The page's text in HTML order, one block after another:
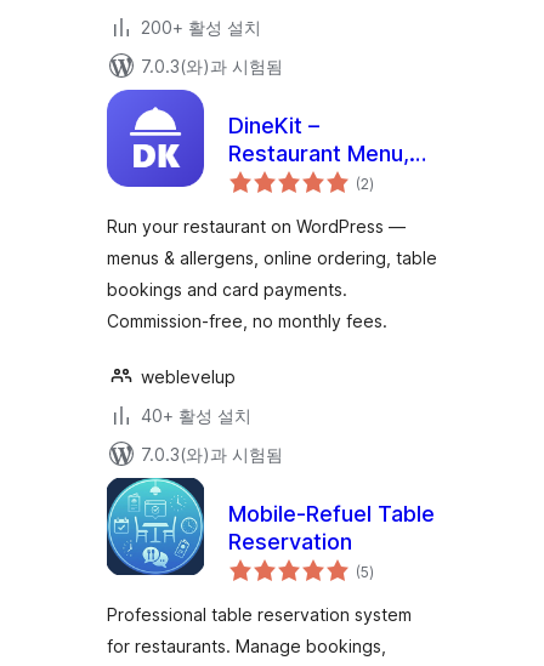
200+ 활성 설치
7.0.3(와)과 시험됨
DineKit –
Restaurant Menu,
Online Ordering,
& POS
(2전
체
점
)
Run your restaurant on WordPress —
menus & allergens, online ordering, table
bookings and card payments.
Commission-free, no monthly fees.
weblevelup
40+ 활성 설치
7.0.3(와)과 시험됨
Mobile-Refuel Table
Reservation
(5전
체
점
)
Professional table reservation system
for restaurants. Manage bookings,